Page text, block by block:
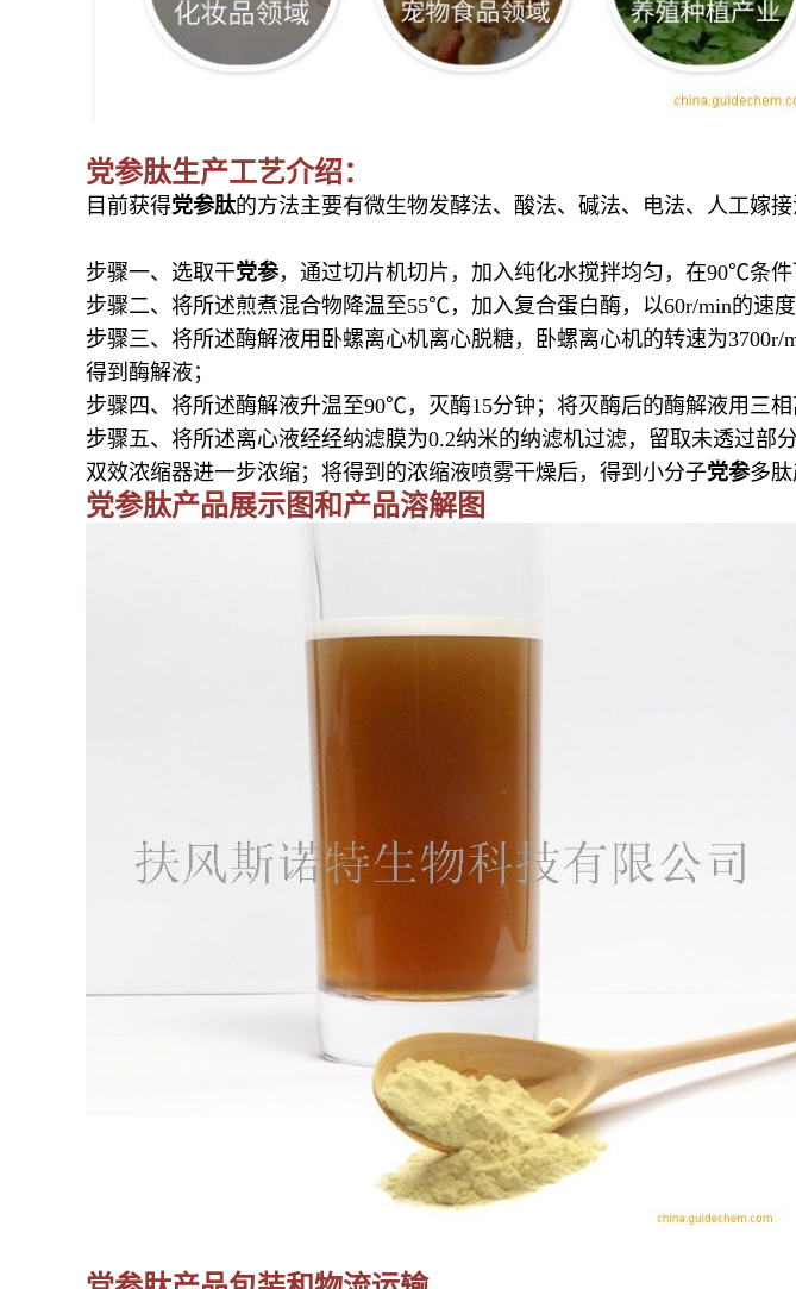
党参肽生产工艺介绍：
目前获得党参肽的方法主要有微生物发酵法、酸法、碱法、电法、人工嫁
步骤一、选取干党参，通过切片机切片，加入纯化水搅拌均匀，在90℃条件
步骤二、将所述煎煮混合物降温至55℃，加入复合蛋白酶，以60r/min的速度
步骤三、将所述酶解液用卧螺离心机离心脱糖，卧螺离心机的转速为
得到酶解液；
步骤四、将所述酶解液升温至90℃，灭酶15分钟；将灭酶后的酶解液用三
步骤五、将所述离心液经经纳滤膜为0.2纳米的纳滤机过滤，留取未透过
双效浓缩器进一步浓缩；将得到的浓缩液喷雾干燥后，得到小分子党参多肽
党参肽产品展示图和产品溶解图